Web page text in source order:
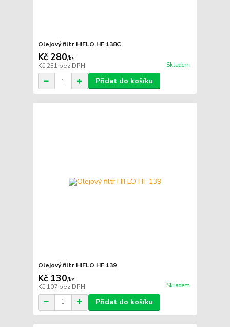
Olejový filtr HIFLO HF 138C
Kč 280/ks
Kč 231 bez DPH Skladem
Přidat do košíku
Olejový filtr HIFLO HF 139
Kč 130/ks
Kč 107 bez DPH Skladem
Přidat do košíku